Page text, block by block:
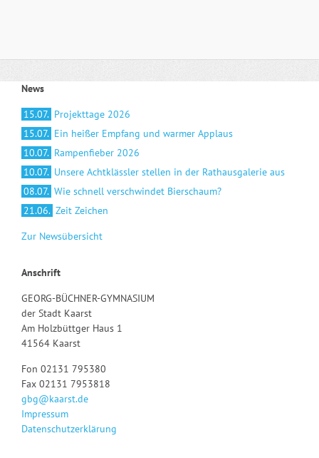
News
15.07. Projekttage 2026
15.07. Ein heißer Empfang und warmer Applaus
10.07. Rampenfieber 2026
10.07. Unsere Achtklässler stellen in der Rathausgalerie aus
08.07. Wie schnell verschwindet Bierschaum?
21.06. Zeit Zeichen
Zur Newsübersicht
Anschrift
GEORG-BÜCHNER-GYMNASIUM
der Stadt Kaarst
Am Holzbüttger Haus 1
41564 Kaarst
Fon 02131 795380
Fax 02131 7953818
gbg@kaarst.de
Impressum
Datenschutzerklärung